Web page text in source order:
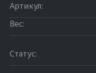
Артикул:
Вес:
Статус: